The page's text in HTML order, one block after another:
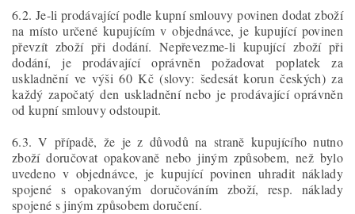
6.2. Je-li prodávající podle kupní smlouvy povinen dodat zboží
na místo určené kupujícím v objednávce, je kupující povinen
převzít zboží při dodání. Nepřevezme-li kupující zboží při
dodání, je prodávající oprávněn požadovat poplatek za
uskladnění ve výši 60 Kč (slovy: šedesát korun českých) za
každý započatý den uskladnění nebo je prodávající oprávněn
od kupní smlouvy odstoupit.
6.3. V případě, že je z důvodů na straně kupujícího nutno
zboží doručovat opakovaně nebo jiným způsobem, než bylo
uvedeno v objednávce, je kupující povinen uhradit náklady
spojené s opakovaným doručováním zboží, resp. náklady
spojené s jiným způsobem doručení.